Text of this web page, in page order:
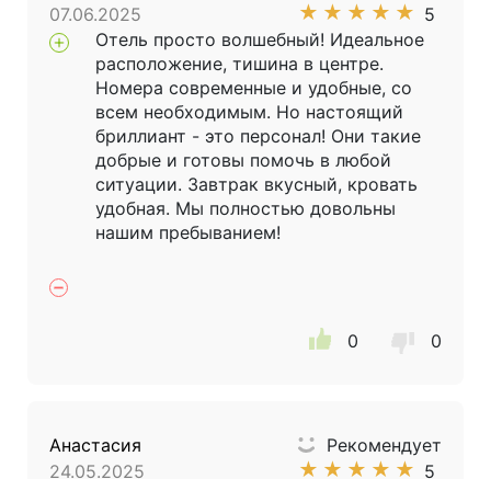
07.06.2025
★ ★ ★ ★ ★ 5
Отель просто волшебный! Идеальное
расположение, тишина в центре.
Номера современные и удобные, со
всем необходимым. Но настоящий
бриллиант - это персонал! Они такие
добрые и готовы помочь в любой
ситуации. Завтрак вкусный, кровать
удобная. Мы полностью довольны
нашим пребыванием!
0 0
Анастасия
24.05.2025
Рекомендует
★ ★ ★ ★ ★ 5